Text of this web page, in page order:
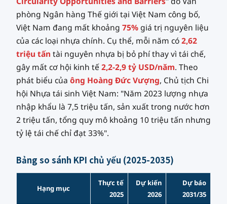
phòng Ngân hàng Thế giới tại Việt Nam công bố,
Việt Nam đang mất khoảng 75% giá trị nguyên liệu
của các loại nhựa chính. Cụ thể, mỗi năm có2,62
triệu tấn tài nguyên nhựa bị bỏ phí thay vì tái chế,
gây mất cơ hội kinh tế2,2-2,9 tỷ USD/năm. Theo
phát biểu của ông Hoàng Đức Vượng, Chủ tịch Chi
hội Nhựa tái sinh Việt Nam: "Năm 2023 lượng nhựa
nhập khẩu là 7,5 triệu tấn, sản xuất trong nước hơn
2 triệu tấn, tổng quy mô khoảng 10 triệu tấn nhưng
tỷ lệ tái chế chỉ đạt 33%".
Bảng so sánh KPI chủ yếu (2025-2035)
Hạng mục
Thực tế
2025
Dự kiến
2026
Dự báo
2031/35